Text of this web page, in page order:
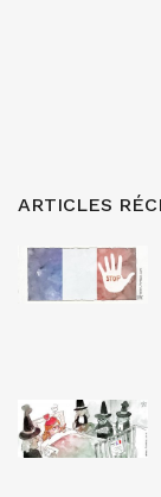
ARTICLES